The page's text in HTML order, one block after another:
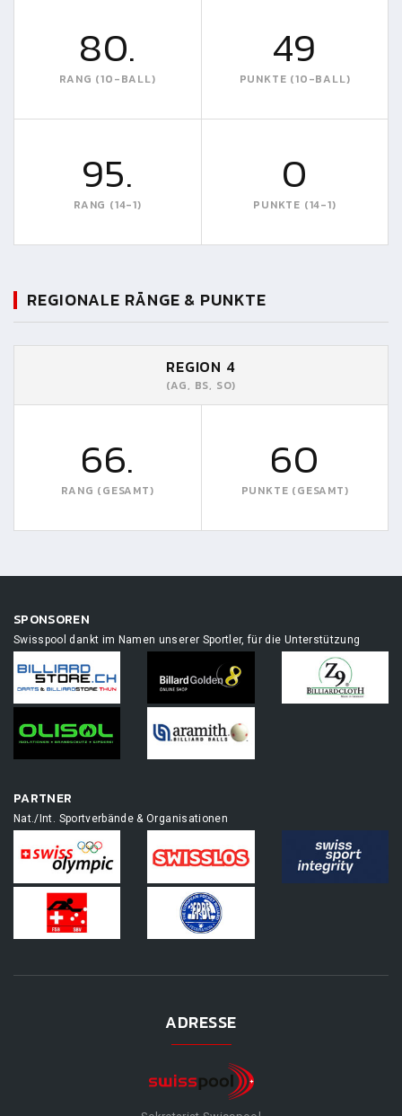
80.
RANG (10-BALL)
49
PUNKTE (10-BALL)
95.
RANG (14-1)
0
PUNKTE (14-1)
REGIONALE RÄNGE & PUNKTE
REGION 4
(AG, BS, SO)
66.
RANG (GESAMT)
60
PUNKTE (GESAMT)
SPONSOREN
Swisspool dankt im Namen unserer Sportler, für die Unterstützung
PARTNER
Nat./Int. Sportverbände & Organisationen
ADRESSE